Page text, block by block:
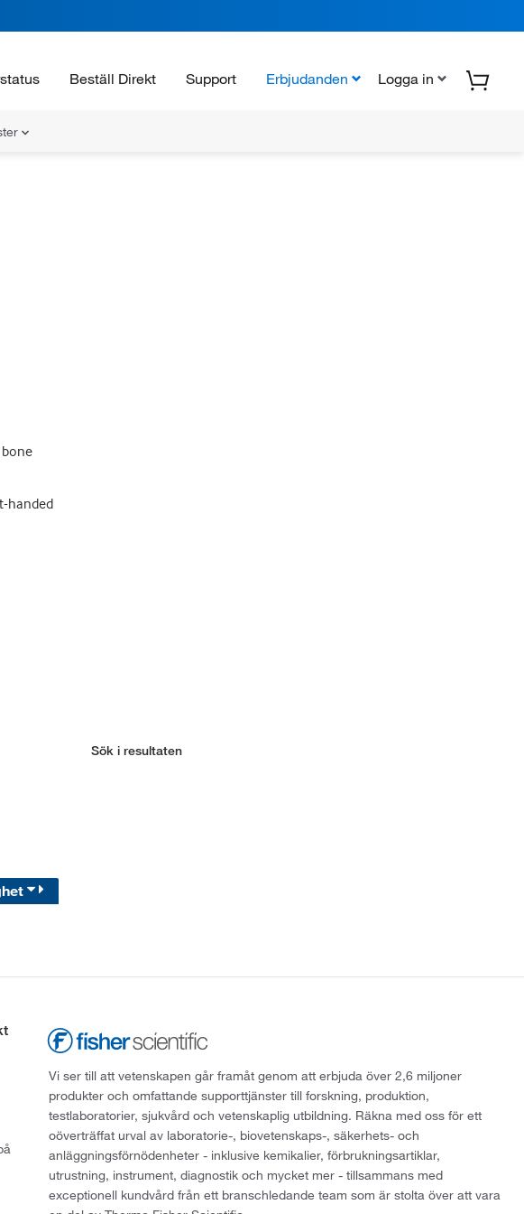
Beställ Direkt Support Erbjudanden Logga in
handed
Sök i resultaten
Vi ser till att vetenskapen går framåt genom att erbjuda över 2,6 miljoner
produkter och omfattande supporttjänster till forskning, produktion,
testlaboratorier, sjukvård och vetenskaplig utbildning. Räkna med oss för ett
oöverträffat urval av laboratorie-, biovetenskaps-, säkerhets- och
anläggningsförnödenheter - inklusive kemikalier, förbrukningsartiklar,
utrustning, instrument, diagnostik och mycket mer - tillsammans med
exceptionell kundvård från ett branschledande team som är stolta över att vara